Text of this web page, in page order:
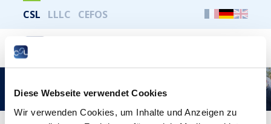
Diese Webseite verwendet Cookies
Wir verwenden Cookies, um Inhalte und Anzeigen zu
CSL LLLC CEFOS
Weirich » s’installe à la CSL